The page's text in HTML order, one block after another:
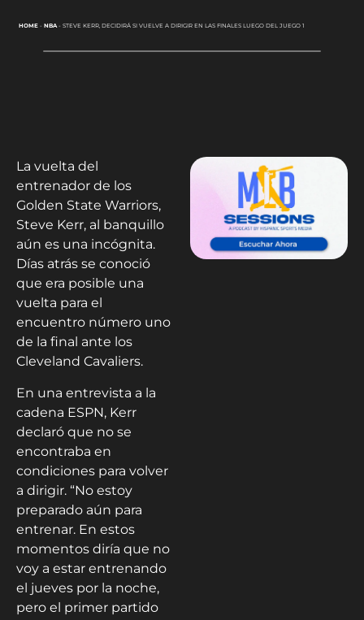
HOME- NBA- STEVE KERR, DECIDIRÁ SI VUELVE A DIRIGIR EN LAS FINALES LUEGO DEL JUEGO 1
La vuelta del
entrenador de los
Golden State Warriors,
Steve Kerr, al banquillo
aún es una incógnita.
Días atrás se conoció
que era posible una
vuelta para el
encuentro número uno
de la final ante los
Cleveland Cavaliers.
En una entrevista a la
cadena ESPN, Kerr
declaró que no se
encontraba en
condiciones para volver
a dirigir. “No estoy
preparado aún para
entrenar. En estos
momentos diría que no
voy a estar entrenando
el jueves por la noche,
pero el primer partido